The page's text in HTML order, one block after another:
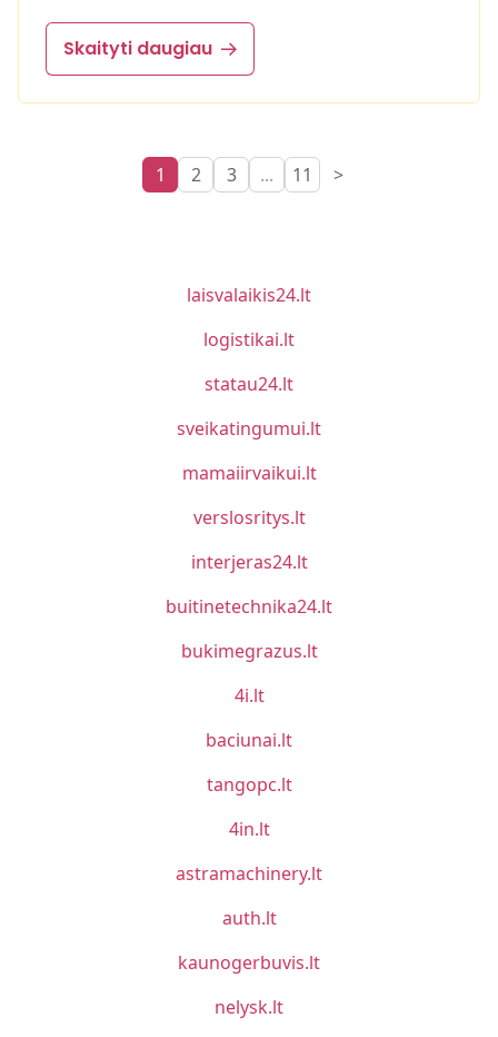
Skaityti daugiau
1 2 3 ... 11 >
laisvalaikis24.lt
logistikai.lt
statau24.lt
sveikatingumui.lt
mamaiirvaikui.lt
verslosritys.lt
interjeras24.lt
buitinetechnika24.lt
bukimegrazus.lt
4i.lt
baciunai.lt
tangopc.lt
4in.lt
astramachinery.lt
auth.lt
kaunogerbuvis.lt
nelysk.lt